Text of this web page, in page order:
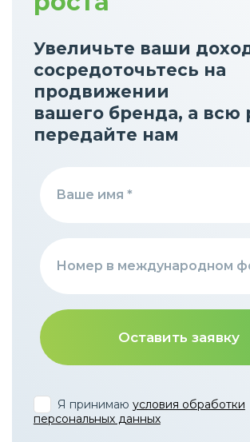
Увеличьте ваши
сосредоточьтесь на
продвижении
вашего бренда, а всю
передайте нам
Оставить заявку
Я принимаю условия обработки
персональных данных